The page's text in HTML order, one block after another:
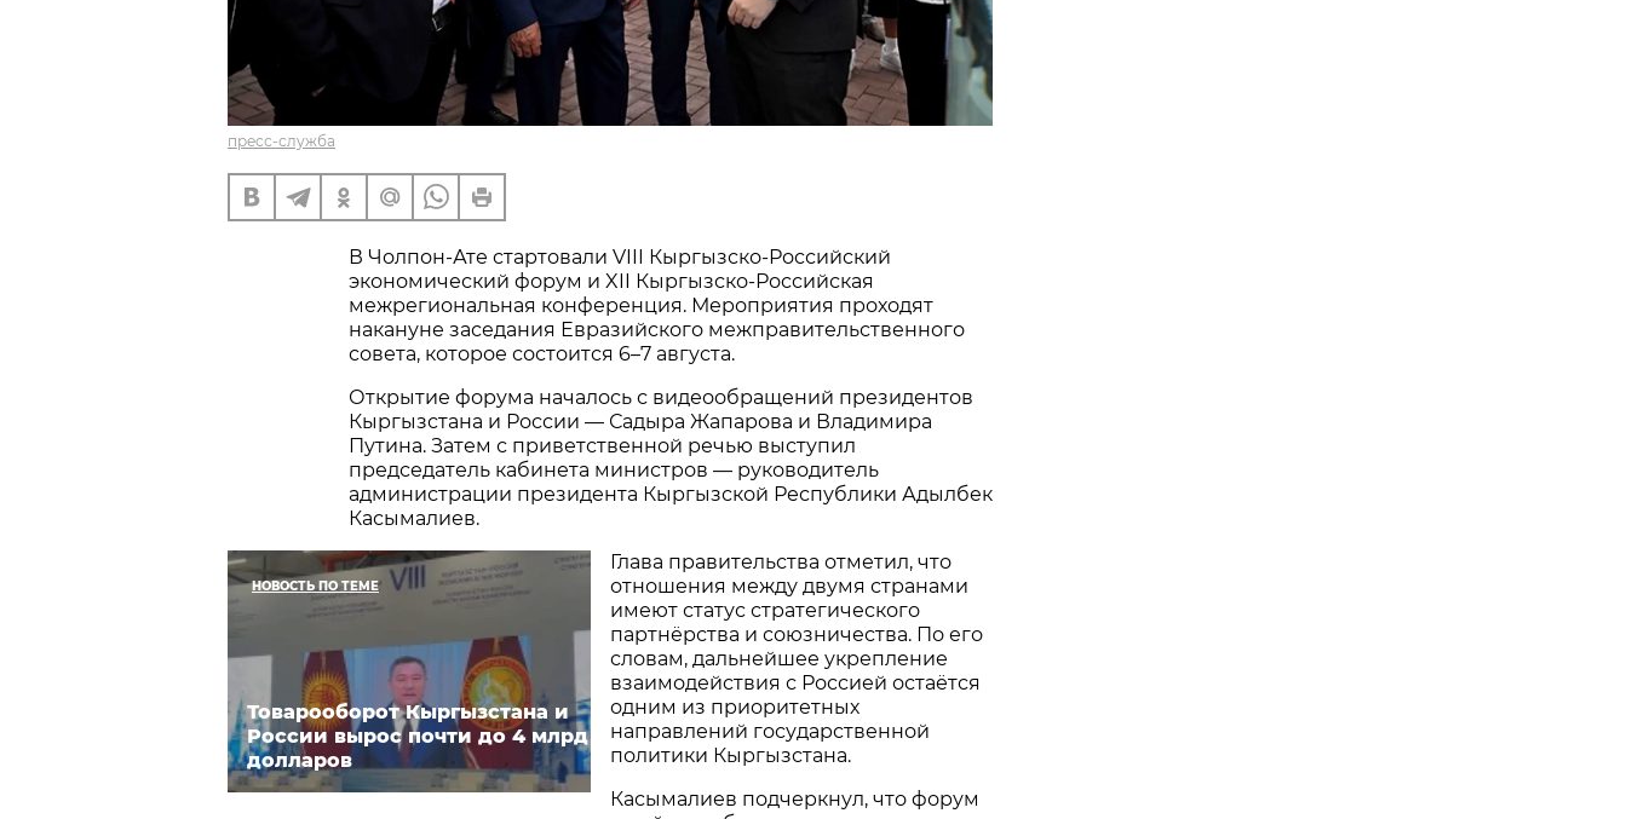
пресс-служба
В Чолпон-Ате стартовали VIII Кыргызско-Российский
экономический форум и XII Кыргызско-Российская
межрегиональная конференция. Мероприятия проходят
накануне заседания Евразийского межправительственного
совета, которое состоится 6–7 августа.
Открытие форума началось с видеообращений президентов
Кыргызстана и России — Садыра Жапарова и Владимира
Путина. Затем с приветственной речью выступил
председатель кабинета министров — руководитель
администрации президента Кыргызской Республики Адылбек
Касымалиев.
НОВОСТЬ ПО ТЕМЕ
Товарооборот Кыргызстана и
России вырос почти до 4 млрд
долларов
Глава правительства отметил, что
отношения между двумя странами
имеют статус стратегического
партнёрства и союзничества. По его
словам, дальнейшее укрепление
взаимодействия с Россией остаётся
одним из приоритетных
направлений государственной
политики Кыргызстана.
Касымалиев подчеркнул, что форум